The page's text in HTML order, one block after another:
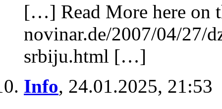
[…] Read More here on
novinar.de/2007/04/27/
srbiju.html […]
Info, 24.01.2025, 21:53